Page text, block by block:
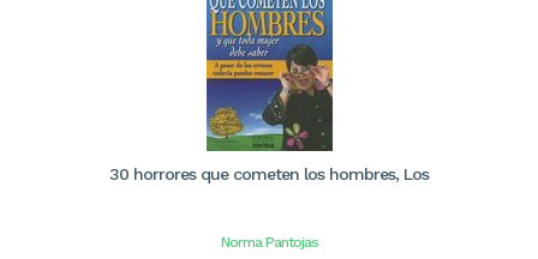
30 horrores que cometen los hombres, Los
Norma Pantojas